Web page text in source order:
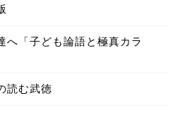
へ「子ども論語と極真カラ
読む武徳